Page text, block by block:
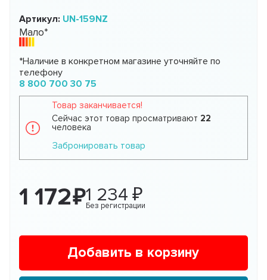
Артикул: UN-159NZ
Мало*
*Наличие в конкретном магазине уточняйте по
телефону
8 800 700 30 75
Товар заканчивается!
Сейчас этот товар просматривают 22
человека
Забронировать товар
1 172 1 234
Без регистрации
Добавить в корзину